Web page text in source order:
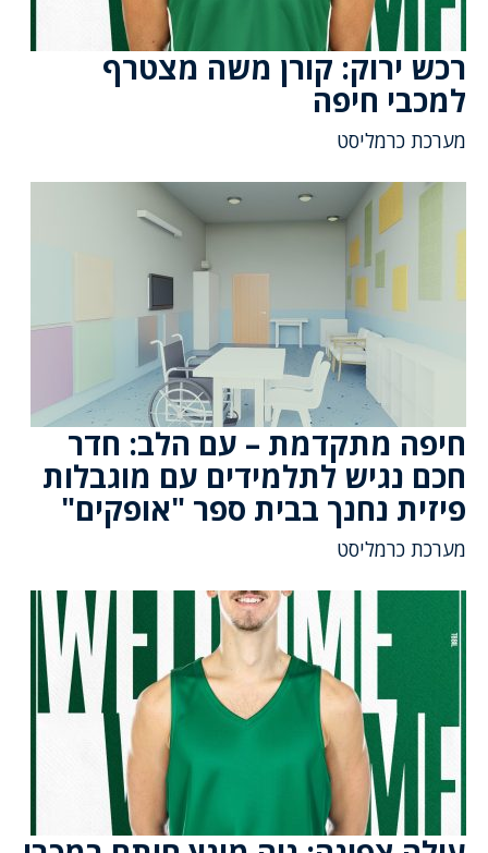
רכש ירוק: קורן משה מצטרף
למכבי חיפה
מערכת כרמליסט
חיפה מתקדמת – עם הלב: חדר
חכם נגיש לתלמידים עם מוגבלות
פיזית נחנך בבית ספר "אופקים"
מערכת כרמליסט